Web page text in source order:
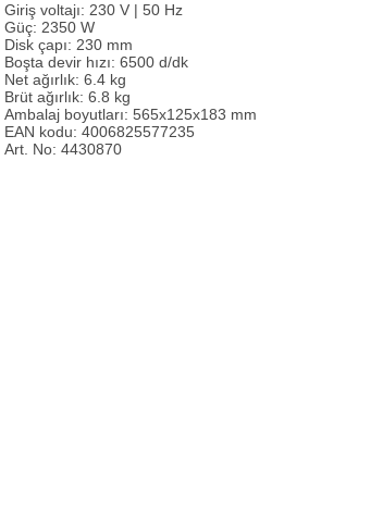
Giriş voltajı: 230 V | 50 Hz
Güç: 2350 W
Disk çapı: 230 mm
Boşta devir hızı: 6500 d/dk
Net ağırlık: 6.4 kg
Brüt ağırlık: 6.8 kg
Ambalaj boyutları: 565x125x183 mm
EAN kodu: 4006825577235
Art. No: 4430870